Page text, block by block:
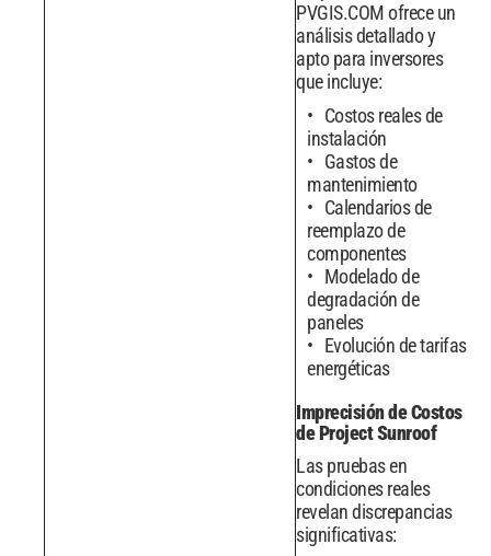
PVGIS.COM ofrece un
análisis detallado y
apto para inversores
que incluye:
Costos reales de
instalación
Gastos de
mantenimiento
Calendarios de
reemplazo de
componentes
Modelado de
degradación de
paneles
Evolución de tarifas
energéticas
Imprecisión de Costos
de Project Sunroof
Las pruebas en
condiciones reales
revelan discrepancias
significativas: